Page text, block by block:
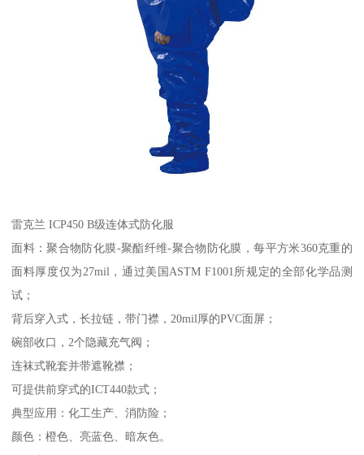
雷克兰 ICP450 B级连体式防化服
面料：聚合物防化膜-聚酯纤维-聚合物防化膜，每平方米360克重的
面料厚度仅为27mil，通过美国ASTM F1001所规定的全部化学品测
试；
背后穿入式，长拉链，带门襟，20mil厚的PVC面屏；
碗部收口，2个隐藏充气阀；
连袜式靴套并带遮靴襟；
可提供前穿式的ICT440款式；
典型应用：化工生产、消防险；
颜色：橙色、亮蓝色、暗灰色。